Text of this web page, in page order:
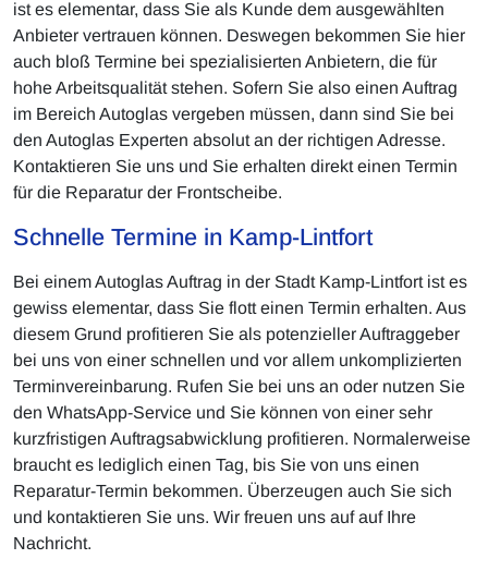
ist es elementar, dass Sie als Kunde dem ausgewählten
Anbieter vertrauen können. Deswegen bekommen Sie hier
auch bloß Termine bei spezialisierten Anbietern, die für
hohe Arbeitsqualität stehen. Sofern Sie also einen Auftrag
im Bereich Autoglas vergeben müssen, dann sind Sie bei
den Autoglas Experten absolut an der richtigen Adresse.
Kontaktieren Sie uns und Sie erhalten direkt einen Termin
für die Reparatur der Frontscheibe.
Schnelle Termine in Kamp-Lintfort
Bei einem Autoglas Auftrag in der Stadt Kamp-Lintfort ist es
gewiss elementar, dass Sie flott einen Termin erhalten. Aus
diesem Grund profitieren Sie als potenzieller Auftraggeber
bei uns von einer schnellen und vor allem unkomplizierten
Terminvereinbarung. Rufen Sie bei uns an oder nutzen Sie
den WhatsApp-Service und Sie können von einer sehr
kurzfristigen Auftragsabwicklung profitieren. Normalerweise
braucht es lediglich einen Tag, bis Sie von uns einen
Reparatur-Termin bekommen. Überzeugen auch Sie sich
und kontaktieren Sie uns. Wir freuen uns auf auf Ihre
Nachricht.